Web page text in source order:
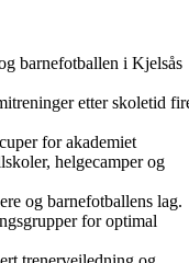
barnefotballen i Kjelsås
etter skoletid
for akademiet
helgecamper og
og barnefotballens lag.
for optimal